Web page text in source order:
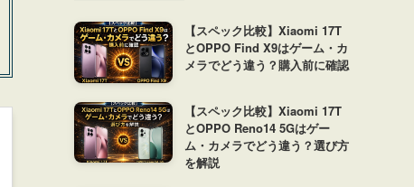
【スペック比較】Xiaomi 17T
とOPPO Find X9はゲーム・カ
メラでどう違う？購入前に確認
【スペック比較】Xiaomi 17T
とOPPO Reno14 5Gはゲー
ム・カメラでどう違う？選び方
を解説